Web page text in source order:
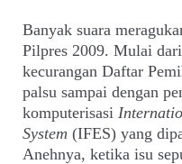
Banyak suara
Pilpres 2009. Mulai
kecurangan Daftar
palsu sampai dengan
komputerisasi
System (IFES) yang
Anehnya, ketika isu